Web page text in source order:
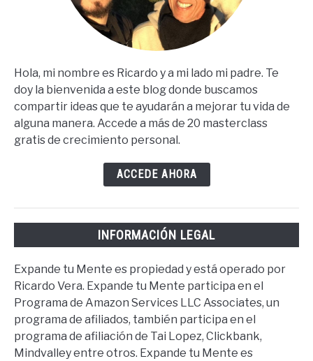
Hola, mi nombre es Ricardo y a mi lado mi padre. Te
doy la bienvenida a este blog donde buscamos
compartir ideas que te ayudarán a mejorar tu vida de
alguna manera. Accede a más de 20 masterclass
gratis de crecimiento personal.
ACCEDE AHORA
INFORMACIÓN LEGAL
Expande tu Mente es propiedad y está operado por
Ricardo Vera. Expande tu Mente participa en el
Programa de Amazon Services LLC Associates, un
programa de afiliados, también participa en el
programa de afiliación de Tai Lopez, Clickbank,
Mindvalley entre otros. Expande tu Mente es